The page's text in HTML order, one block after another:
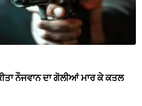
ਨੌਜਵਾਨ ਦਾ ਗੋਲੀਆਂ ਮਾਰ ਕੇ ਕਤਲ